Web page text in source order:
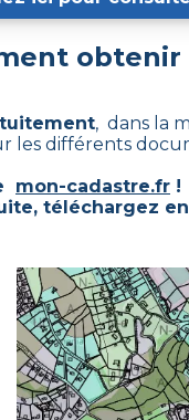
, dans la
les différents
mon-cadastre.fr !
téléchargez